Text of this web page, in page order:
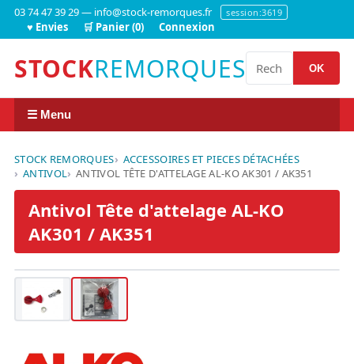
03 74 47 39 29 — info@stock-remorques.fr session:3619
♥ Envies 🛒 Panier (0) Connexion
STOCKREMORQUES OK
☰ Menu
STOCK REMORQUES
ACCESSOIRES ET PIECES DÉTACHÉES
ANTIVOL
ANTIVOL TÊTE D'ATTELAGE AL-KO AK301 / AK351
Antivol Tête d'attelage AL-KO
AK301 / AK351